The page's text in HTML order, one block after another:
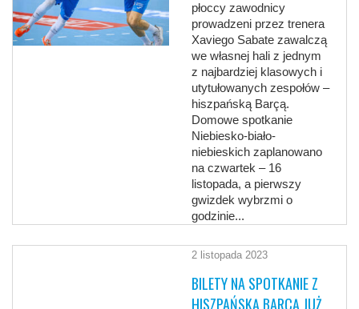
płoccy zawodnicy
prowadzeni przez trenera
Xaviego Sabate zawalczą
we własnej hali z jednym
z najbardziej klasowych i
utytułowanych zespołów –
hiszpańską Barçą.
Domowe spotkanie
Niebiesko-biało-
niebieskich zaplanowano
na czwartek – 16
listopada, a pierwszy
gwizdek wybrzmi o
godzinie...
2 listopada 2023
BILETY NA SPOTKANIE Z
HISZPAŃSKĄ BARÇĄ JUŻ